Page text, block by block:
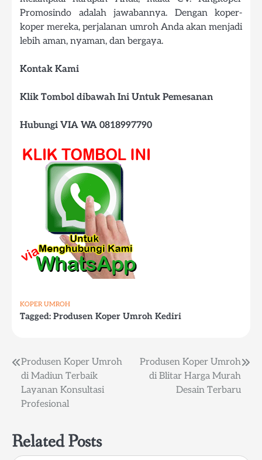
Promosindo adalah jawabannya. Dengan koper-
koper mereka, perjalanan umroh Anda akan menjadi
lebih aman, nyaman, dan bergaya.
Kontak Kami
Klik Tombol dibawah Ini Untuk Pemesanan
Hubungi VIA WA 0818997790
KOPER UMROH
Tagged: Produsen Koper Umroh Kediri
Post
navigation
Produsen Koper Umroh
di Madiun Terbaik
Layanan Konsultasi
Profesional
Produsen Koper Umroh
di Blitar Harga Murah
Desain Terbaru
Related Posts